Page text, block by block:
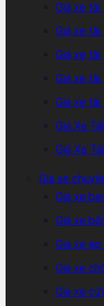
Giá xe tải
Giá xe tải
Giá xe tải
Giá xe tải
Giá xe tải
Giá Xe
Giá Xe
Giá xe
Giá xe
Giá xe
Giá xe ép
Giá xe
Giá xe